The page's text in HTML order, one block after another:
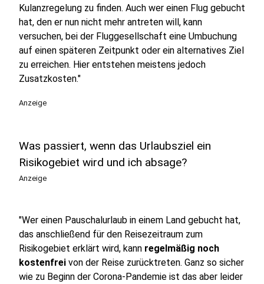
Kulanzregelung zu finden. Auch wer einen Flug gebucht
hat, den er nun nicht mehr antreten will, kann
versuchen, bei der Fluggesellschaft eine Umbuchung
auf einen späteren Zeitpunkt oder ein alternatives Ziel
zu erreichen. Hier entstehen meistens jedoch
Zusatzkosten."
Anzeige
Was passiert, wenn das Urlaubsziel ein
Risikogebiet wird und ich absage?
Anzeige
"Wer einen Pauschalurlaub in einem Land gebucht hat,
das anschließend für den Reisezeitraum zum
Risikogebiet erklärt wird, kann regelmäßig noch
kostenfrei von der Reise zurücktreten. Ganz so sicher
wie zu Beginn der Corona-Pandemie ist das aber leider